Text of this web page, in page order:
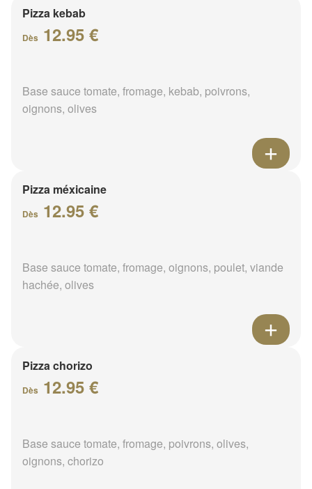
Pizza kebab
Dès 12.95 €
Base sauce tomate, fromage, kebab, poivrons,
oignons, olives
Pizza méxicaine
Dès 12.95 €
Base sauce tomate, fromage, oignons, poulet, viande
hachée, olives
Pizza chorizo
Dès 12.95 €
Base sauce tomate, fromage, poivrons, olives,
oignons, chorizo